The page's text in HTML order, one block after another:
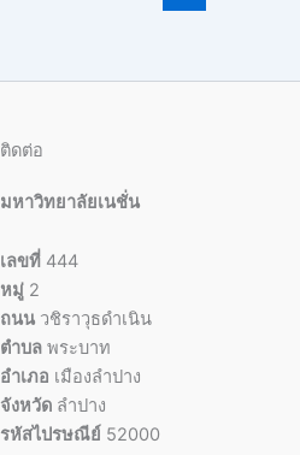
ติดต่อ
มหาวิทยาลัยเนชั่น
เลขที่ 444
หมู่ 2
ถนน วชิราวุธดำเนิน
ตำบล พระบาท
อำเภอ เมืองลำปาง
จังหวัด ลำปาง
รหัสไปรษณีย์ 52000